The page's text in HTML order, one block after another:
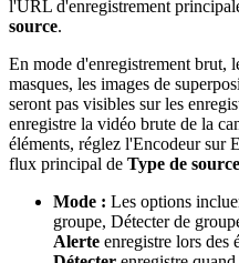
l'URL d'enregistrement
source.
En mode d'enregistrement brut,
masques, les images de
seront pas visibles sur les
enregistre la vidéo brute de la
éléments, réglez l'Encodeur sur
flux principal de Type de source
Mode : Les options
groupe, Détecter de
Alerte enregistre lors des